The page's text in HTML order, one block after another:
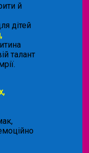
й
дітей
талант